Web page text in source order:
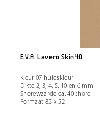
E.V.A. Lavero Skin 40
Kleur 07 huidskleur
Dikte 2, 3, 4, 5, 10 en 6 mm
Shorewaarde ca. 40 shore
Formaat 85 x 52